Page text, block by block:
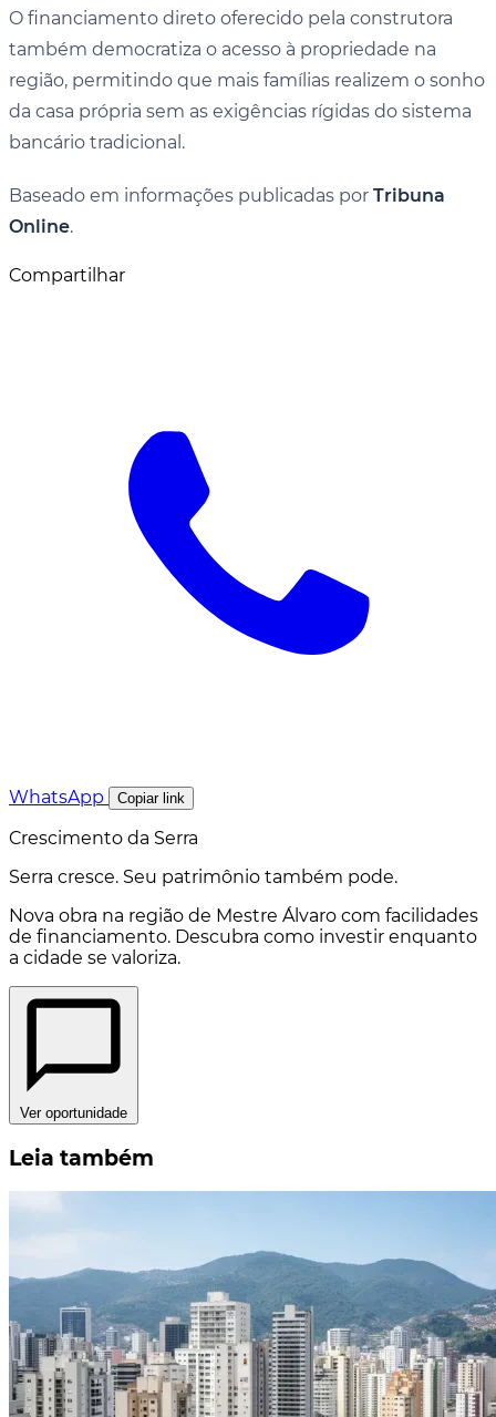
O financiamento direto oferecido pela construtora
também democratiza o acesso à propriedade na
região, permitindo que mais famílias realizem o sonho
da casa própria sem as exigências rígidas do sistema
bancário tradicional.
Baseado em informações publicadas por Tribuna
Online.
Compartilhar
WhatsApp Copiar link
Crescimento da Serra
Serra cresce. Seu patrimônio também pode.
Nova obra na região de Mestre Álvaro com facilidades
de financiamento. Descubra como investir enquanto
a cidade se valoriza.
Ver oportunidade
Leia também